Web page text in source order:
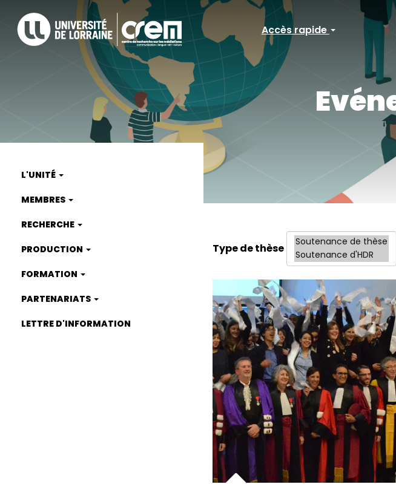
contenu
Accès
rapide
Accès rapide
L'UNITÉ
MEMBRES
RECHERCHE
PRODUCTION
FORMATION
PARTENARIATS
LETTRE D'INFORMATION
Type de thèse